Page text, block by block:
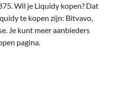
Wil je Liquidy kopen? Dat
te kopen zijn: Bitvavo,
Je kunt meer aanbieders
pagina.